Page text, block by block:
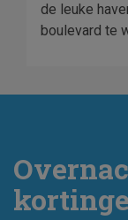
de leuke
boulevard te